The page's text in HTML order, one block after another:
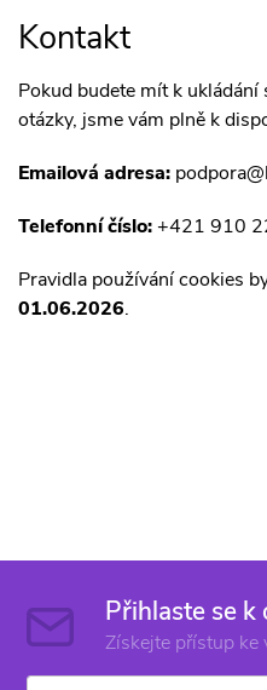
Kontakt
Pokud budete mít k
otázky, jsme vám plně k
Emailová adresa:
Telefonní číslo:+421 910
Pravidla používání cookies
01.06.2026.
Přihlaste se
Získejte přístup ke